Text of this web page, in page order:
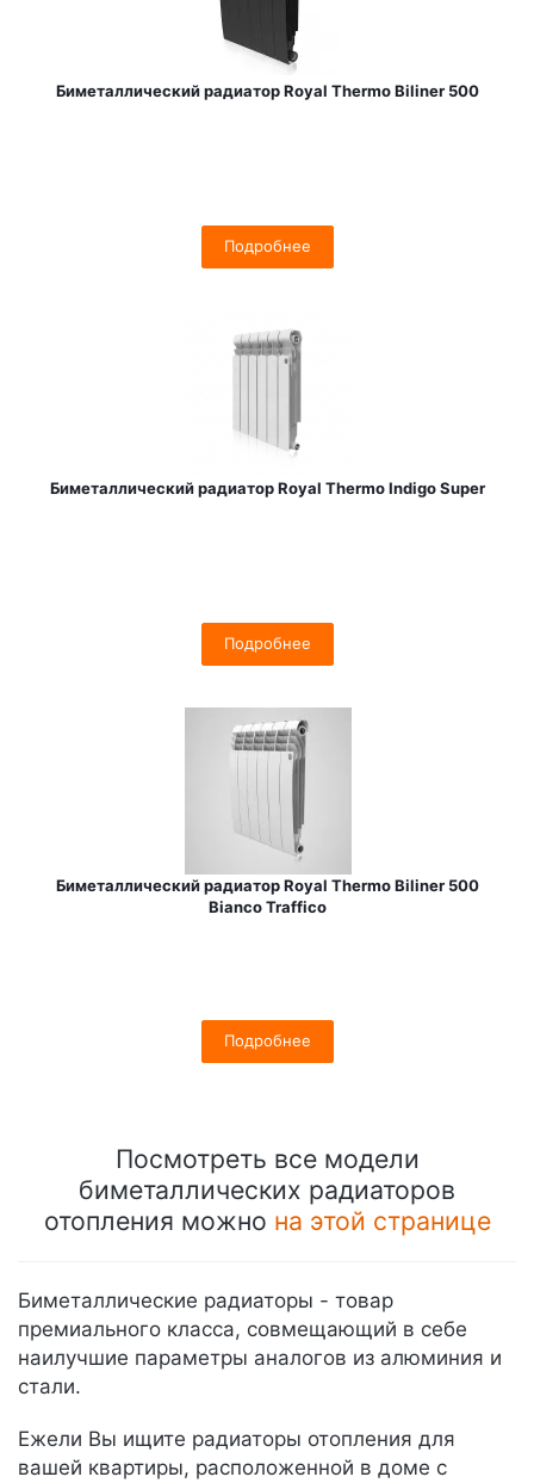
Биметаллический радиатор Royal Thermo Biliner 500
Подробнее
Биметаллический радиатор Royal Thermo Indigo Super
Подробнее
Биметаллический радиатор Royal Thermo Biliner 500
Bianco Traffico
Подробнее
Посмотреть все модели
биметаллических радиаторов
отопления можно на этой странице
Биметаллические радиаторы - товар
премиального класса, совмещающий в себе
наилучшие параметры аналогов из алюминия и
стали.
Ежели Вы ищите радиаторы отопления для
вашей квартиры, расположенной в доме с